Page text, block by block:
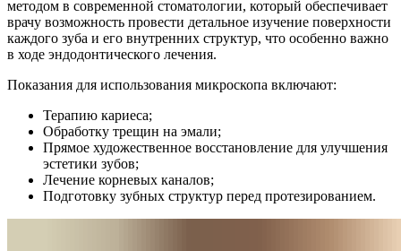
методом в современной стоматологии, который обеспечивает
врачу возможность провести детальное изучение поверхности
каждого зуба и его внутренних структур, что особенно важно
в ходе эндодонтического лечения.
Показания для использования микроскопа включают:
Терапию кариеса;
Обработку трещин на эмали;
Прямое художественное восстановление для улучшения
эстетики зубов;
Лечение корневых каналов;
Подготовку зубных структур перед протезированием.